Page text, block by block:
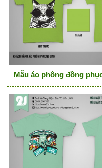
Mẫu áo phông đồng